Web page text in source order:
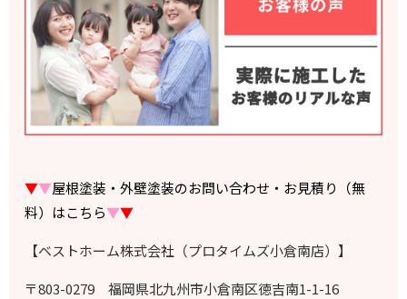
▼▼屋根塗装・外壁塗装のお問い合わせ・お見積り（無
料）はこちら▼▼
【ベストホーム株式会社（プロタイムズ小倉南店）】
〒803-0279 福岡県北九州市小倉南区徳吉南1-1-16